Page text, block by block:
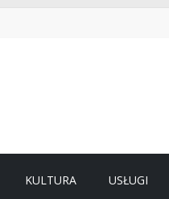
KULTURA USŁUGI